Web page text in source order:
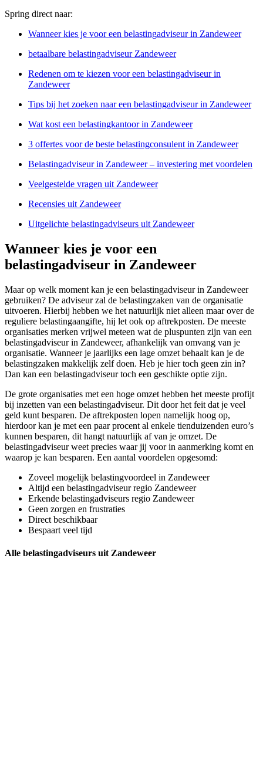
Spring direct naar:
Wanneer kies je voor een belastingadviseur in Zandeweer
betaalbare belastingadviseur Zandeweer
Redenen om te kiezen voor een belastingadviseur in
Zandeweer
Tips bij het zoeken naar een belastingadviseur in Zandeweer
Wat kost een belastingkantoor in Zandeweer
3 offertes voor de beste belastingconsulent in Zandeweer
Belastingadviseur in Zandeweer – investering met voordelen
Veelgestelde vragen uit Zandeweer
Recensies uit Zandeweer
Uitgelichte belastingadviseurs uit Zandeweer
Wanneer kies je voor een
belastingadviseur in Zandeweer
Maar op welk moment kan je een belastingadviseur in Zandeweer
gebruiken? De adviseur zal de belastingzaken van de organisatie
uitvoeren. Hierbij hebben we het natuurlijk niet alleen maar over de
reguliere belastingaangifte, hij let ook op aftrekposten. De meeste
organisaties merken vrijwel meteen wat de pluspunten zijn van een
belastingadviseur in Zandeweer, afhankelijk van omvang van je
organisatie. Wanneer je jaarlijks een lage omzet behaalt kan je de
belastingzaken makkelijk zelf doen. Heb je hier toch geen zin in?
Dan kan een belastingadviseur toch een geschikte optie zijn.
De grote organisaties met een hoge omzet hebben het meeste profijt
bij inzetten van een belastingadviseur. Dit door het feit dat je veel
geld kunt besparen. De aftrekposten lopen namelijk hoog op,
hierdoor kan je met een paar procent al enkele tienduizenden euro’s
kunnen besparen, dit hangt natuurlijk af van je omzet. De
belastingadviseur weet precies waar jij voor in aanmerking komt en
waarop je kan besparen. Een aantal voordelen opgesomd:
Zoveel mogelijk belastingvoordeel in Zandeweer
Altijd een belastingadviseur regio Zandeweer
Erkende belastingadviseurs regio Zandeweer
Geen zorgen en frustraties
Direct beschikbaar
Bespaart veel tijd
Alle belastingadviseurs uit Zandeweer